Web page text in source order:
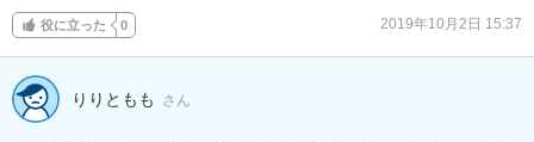
役に立った 0 2019年10月2日 15:37
りりともも さん